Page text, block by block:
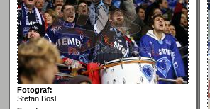
Fotograf:
Stefan Bösl